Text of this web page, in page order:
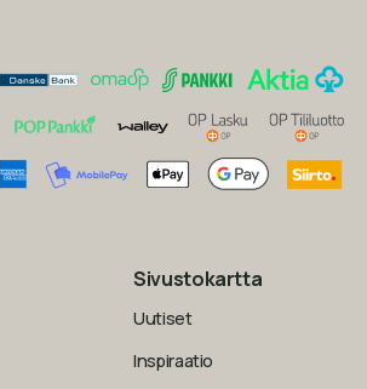
Sivustokartta
Uutiset
Inspiraatio